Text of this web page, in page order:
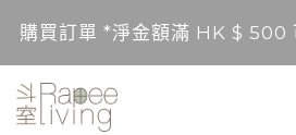
購買訂單 *淨金額滿 HK $ 500
送貨範圍：香港，九龍，新界